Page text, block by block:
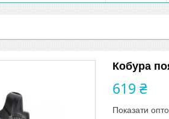
Кобура
619 ₴
Показати